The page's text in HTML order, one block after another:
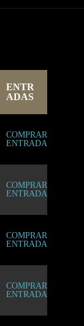
ENTR
ADAS
COMPRAR
ENTRADAS
COMPRAR
ENTRADAS
COMPRAR
ENTRADAS
COMPRAR
ENTRADAS